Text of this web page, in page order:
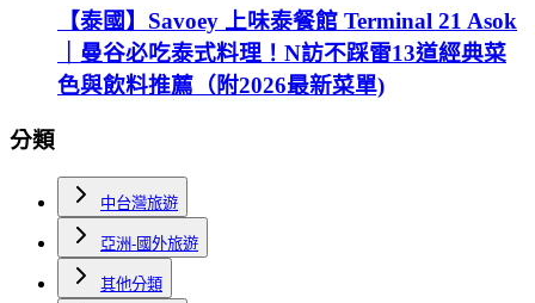
【泰國】Savoey 上味泰餐館 Terminal 21 Asok
｜曼谷必吃泰式料理！N訪不踩雷13道經典菜
色與飲料推薦（附2026最新菜單)
分類
中台灣旅遊
亞洲-國外旅遊
其他分類